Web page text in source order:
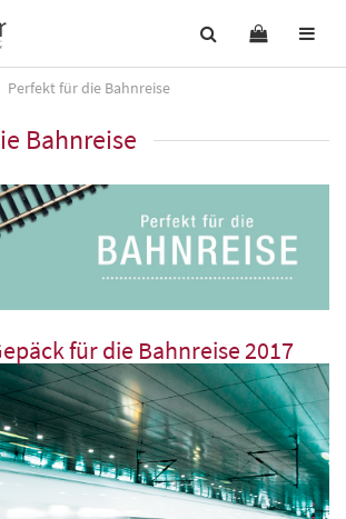
Perfekt für die Bahnreise
Bahnreise
für die Bahnreise 2017